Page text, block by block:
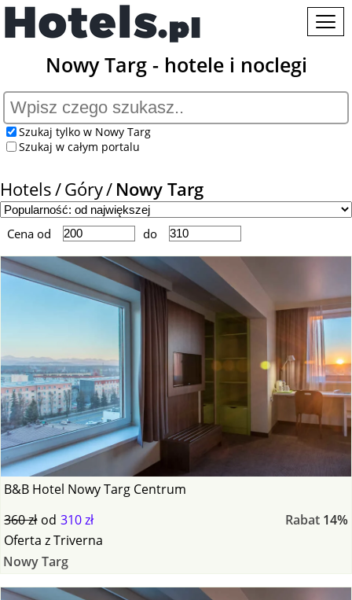
Nowy Targ - hotele i noclegi
Szukaj tylko w Nowy Targ
Szukaj w całym portalu
Hotels Góry Nowy Targ
Cena od do
B&B Hotel Nowy Targ Centrum
360 zł od 310 zł Rabat 14%
Oferta zTriverna
Nowy Targ